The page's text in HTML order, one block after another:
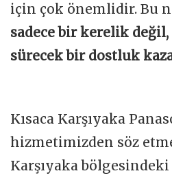
için çok önemlidir. Bu
sadece bir kerelik
sürecek bir dostluk
Kısaca Karşıyaka
hizmetimizden söz
Karşıyaka